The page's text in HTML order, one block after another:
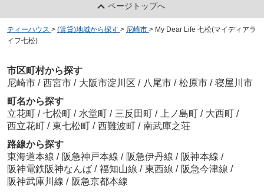
ページトップへ
ティーハウス > (賃貸)地域から探す > 尼崎市 > My Dear Life 七松(マイディアラ
イフ七松)
市区町村から探す
尼崎市 / 西宮市 / 大阪市淀川区 / 八尾市 / 松原市 / 寝屋川市
町名から探す
立花町 / 七松町 / 水堂町 / 三反田町 / 上ノ島町 / 大西町 /
西立花町 / 東七松町 / 西難波町 / 南武庫之荘
路線から探す
東海道本線 / 阪急神戸本線 / 阪急伊丹線 / 阪神本線 /
阪神電鉄阪神なんば / 福知山線 / 東西線 / 阪急今津線 /
阪神武庫川線 / 阪急京都本線